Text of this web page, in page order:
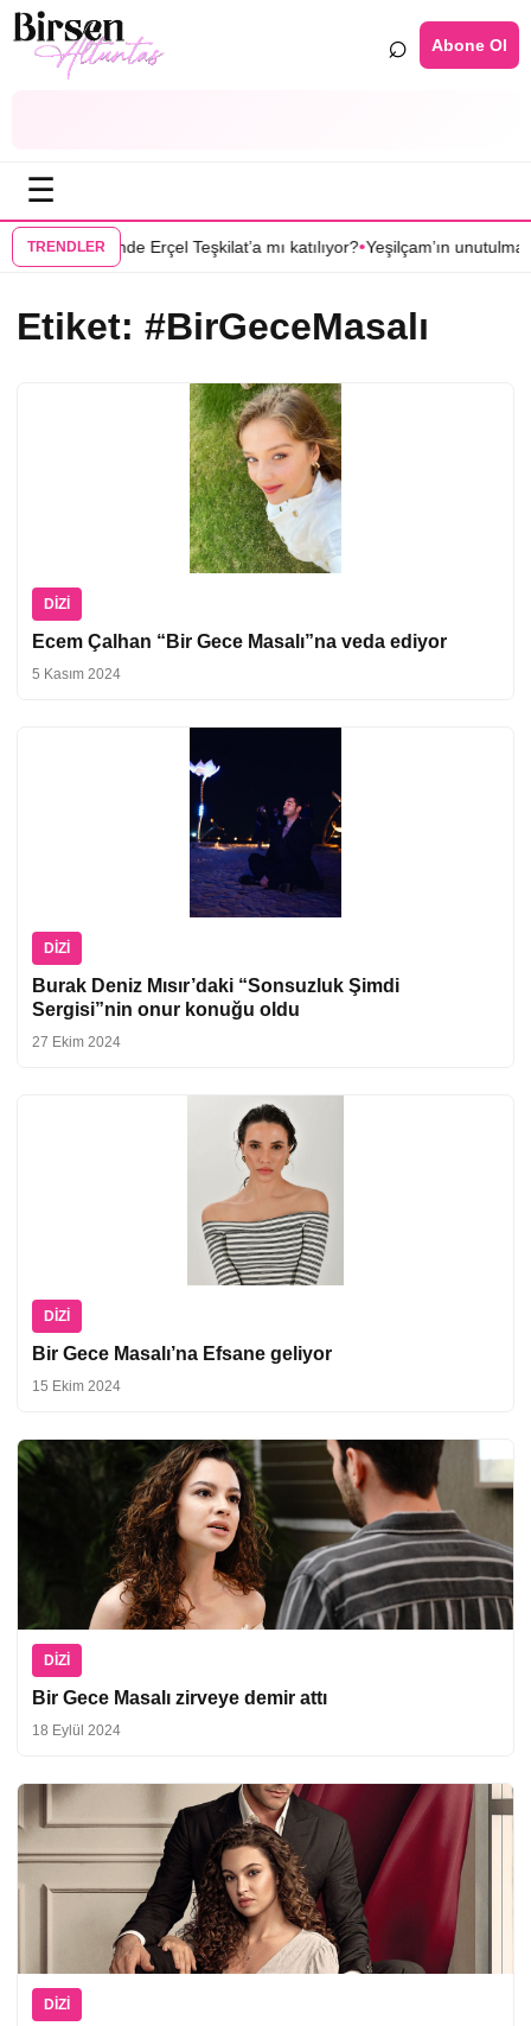
⌕ Abone Ol
☰
TRENDLER
oluyor•Hande Erçel Teşkilat’a mı katılıyor?•Yeşilçam’ın unutulmaz
Etiket: #BirGeceMasalı
DIZI
Ecem Çalhan “Bir Gece Masalı”na veda ediyor
5 Kasım 2024
DIZI
Burak Deniz Mısır’daki “Sonsuzluk Şimdi
Sergisi”nin onur konuğu oldu
27 Ekim 2024
DIZI
Bir Gece Masalı’na Efsane geliyor
15 Ekim 2024
DIZI
Bir Gece Masalı zirveye demir attı
18 Eylül 2024
DIZI